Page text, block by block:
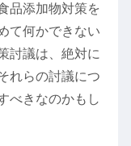
品添加物対策を
て何かできない
討議は、絶対に
れらの討議につ
べきなのかもし